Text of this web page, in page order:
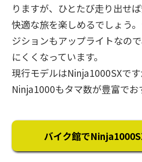
りますが、ひとたび走り出せば
快適な旅を楽しめるでしょう
ジションもアップライトなの
にくくなっています。
現行モデルはNinja1000SXで
Ninja1000もタマ数が豊富でお
バイク館で